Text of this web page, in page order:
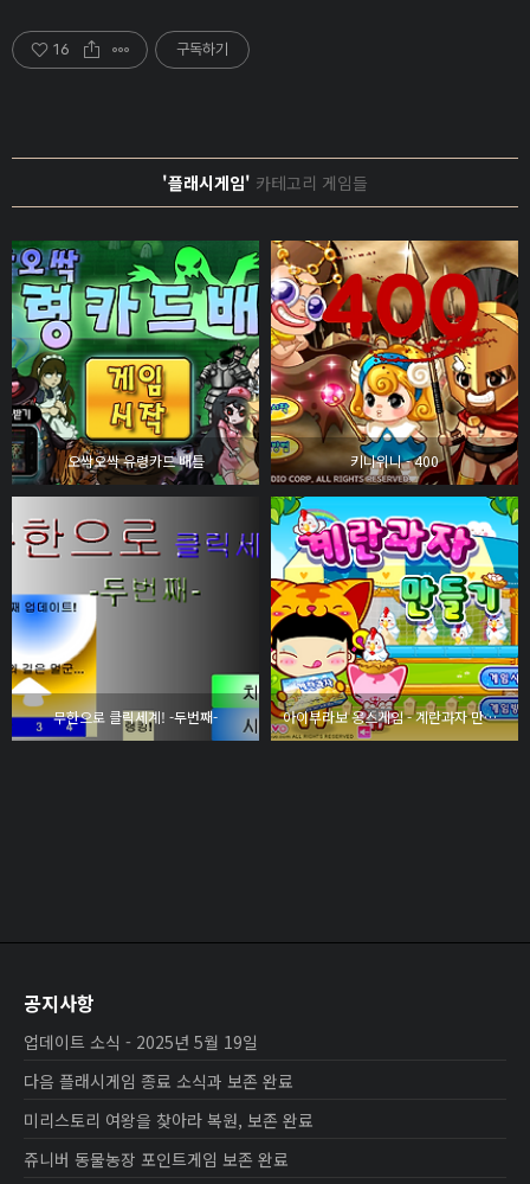
16 구독하기
'플래시게임' 카테고리 게임들
오싹오싹 유령카드 배틀 키니위니 - 400
무한으로 클릭세계! -두번째- 아이부라보 옹스게임 - 계란과자 만들기
공지사항
업데이트 소식 - 2025년 5월 19일
다음 플래시게임 종료 소식과 보존 완료
미리스토리 여왕을 찾아라 복원, 보존 완료
쥬니버 동물농장 포인트게임 보존 완료